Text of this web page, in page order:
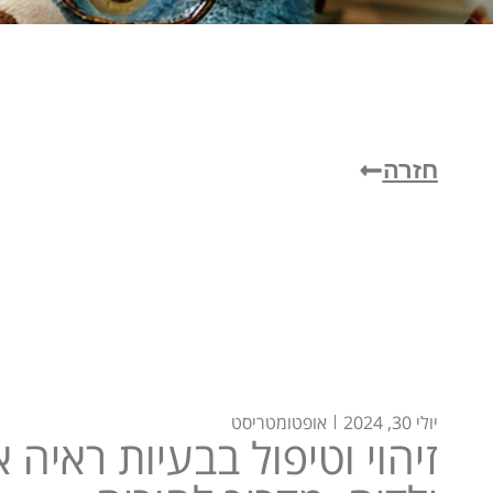
חזרה
יולי 30, 2024 אופטומטריסט
זיהוי וטיפול בבעיות